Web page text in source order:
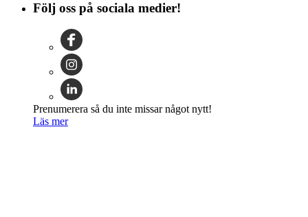
Följ oss på sociala medier!
Prenumerera så du inte missar något nytt!
Läs mer